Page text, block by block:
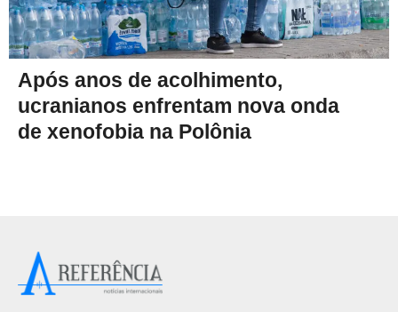
Após anos de acolhimento,
ucranianos enfrentam nova onda
de xenofobia na Polônia